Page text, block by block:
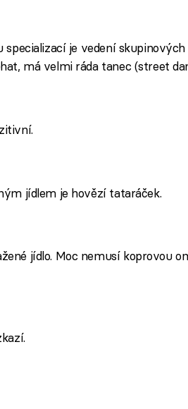
specializací je vedení
má velmi ráda tanec (street
jídlem je hovězí tataráček.
jídlo. Moc nemusí koprovou